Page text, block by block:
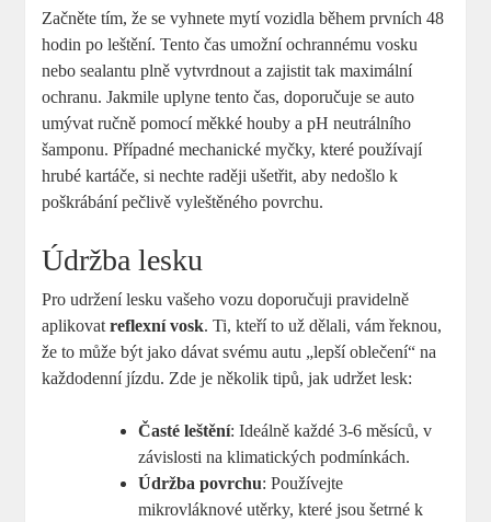
Začněte tím, že se vyhnete mytí vozidla během prvních 48
hodin po leštění. Tento čas umožní ochrannému vosku
nebo sealantu plně vytvrdnout a zajistit tak maximální
ochranu. Jakmile uplyne tento čas, doporučuje se auto
umývat ručně pomocí měkké houby a pH neutrálního
šamponu. Případné mechanické myčky, které používají
hrubé kartáče, si nechte raději ušetřit, aby nedošlo k
poškrábání pečlivě vyleštěného povrchu.
Údržba lesku
Pro udržení lesku vašeho vozu doporučuji pravidelně
aplikovatreflexní vosk. Ti, kteří to už dělali, vám řeknou,
že to může být jako dávat svému autu „lepší oblečení“ na
každodenní jízdu. Zde je několik tipů, jak udržet lesk:
Časté leštění: Ideálně každé 3-6 měsíců, v
závislosti na klimatických podmínkách.
Údržba povrchu: Používejte
mikrovláknové utěrky, které jsou šetrné k